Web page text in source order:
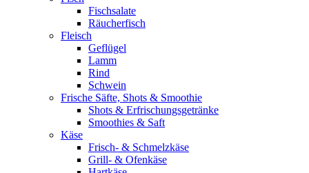
Fischsalate
Räucherfisch
Fleisch
Geflügel
Lamm
Rind
Schwein
Frische Säfte, Shots & Smoothie
Shots & Erfrischungsgetränke
Smoothies & Saft
Käse
Frisch- & Schmelzkäse
Grill- & Ofenkäse